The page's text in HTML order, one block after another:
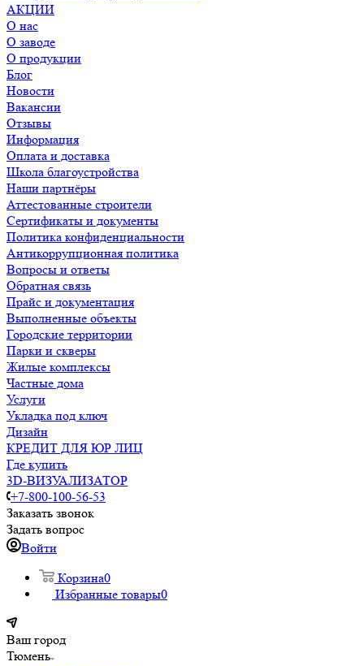
АКЦИИ
О нас
О заводе
О продукции
Блог
Новости
Вакансии
Отзывы
Информация
Оплата и доставка
Школа благоустройства
Наши партнёры
Аттестованные строители
Сертификаты и документы
Политика конфиденциальности
Антикоррупционная политика
Вопросы и ответы
Обратная связь
Прайс и документация
Выполненные объекты
Городские территории
Парки и скверы
Жилые комплексы
Частные дома
Услуги
Укладка под ключ
Дизайн
КРЕДИТ ДЛЯ ЮР ЛИЦ
Где купить
3D-ВИЗУАЛИЗАТОР
+7-800-100-56-53
Заказать звонок
Задать вопрос
Войти
Корзина0
Избранные товары0
Ваш город
Тюмень